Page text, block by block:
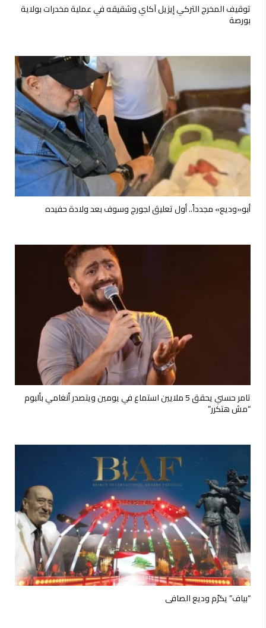
توقيف المخرج التركي إيزيل آكاي وشقيقه في عملية مخدرات بولاية
بورصة
أبو«وديع» مجدداً.. أول تعليق لجورج وسوف بعد ولادة حفيده
تامر حسني يحقق 5 ملايين استماع في يومين ويتصدر أنغامي بألبوم
“مش هتكرر”
“بياف” يكرّم وديع الصافي